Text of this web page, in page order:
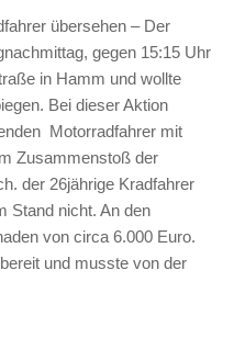
übersehen – Der
gegen 15:15 Uhr
in Hamm und wollte
Bei dieser Aktion
Motorradfahrer mit
Zusammenstoß der
der 26jährige Kradfahrer
Stand nicht. An den
von circa 6.000 Euro.
und musste von der